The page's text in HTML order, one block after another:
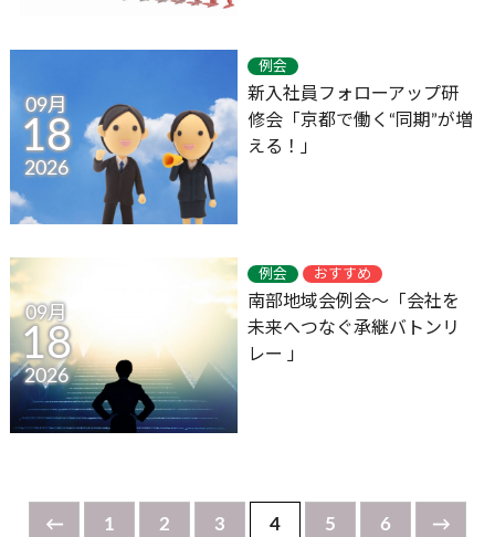
09月
18
2026
例会
新入社員フォローアップ研
修会「京都で働く“同期”が増
える！」
09月
18
2026
例会 おすすめ
南部地域会例会～「会社を
未来へつなぐ承継バトンリ
レー 」
← 1 2 3 4 5 6 →